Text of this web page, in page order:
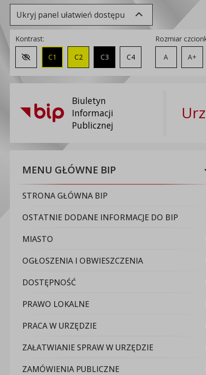
Ukryj panel ułatwień dostępu
Kontrast:
Zmień kontrast na domyślny
C1 C2 C3 C4
Rozmiar
A
A+
Biuletyn
Informacji
Publicznej
MENU GŁÓWNE BIP
STRONA GŁÓWNA BIP
OSTATNIE DODANE INFORMACJE DO BIP
MIASTO
OGŁOSZENIA I OBWIESZCZENIA
DOSTĘPNOŚĆ
PRAWO LOKALNE
PRACA W URZĘDZIE
ZAŁATWIANIE SPRAW W URZĘDZIE
ZAMÓWIENIA PUBLICZNE